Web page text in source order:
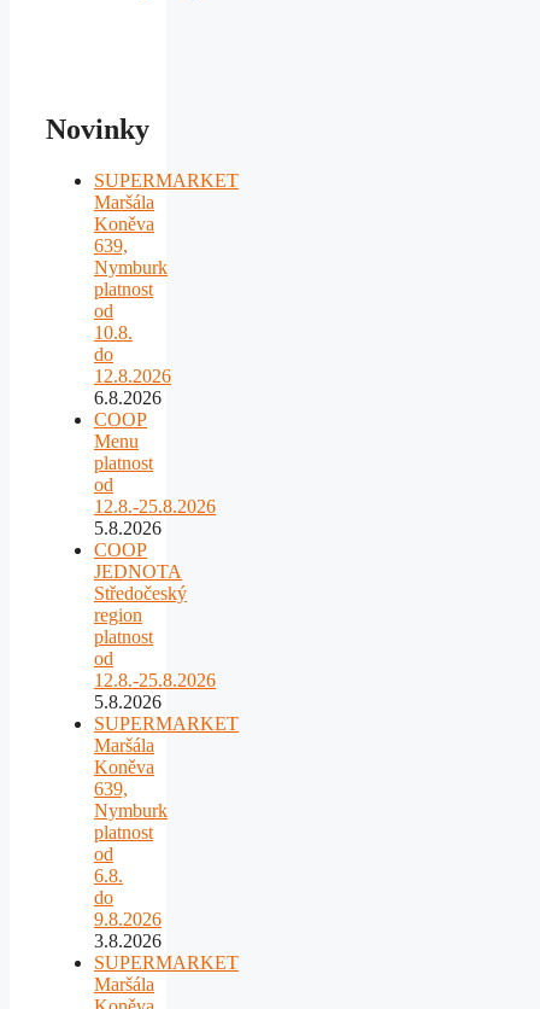
Novinky
SUPERMARKET
Maršála
Koněva
639,
Nymburk
platnost
od
10.8.
do
12.8.2026
6.8.2026
COOP
Menu
platnost
od
12.8.-25.8.2026
5.8.2026
COOP
JEDNOTA
Středočeský
region
platnost
od
12.8.-25.8.2026
5.8.2026
SUPERMARKET
Maršála
Koněva
639,
Nymburk
platnost
od
6.8.
do
9.8.2026
3.8.2026
SUPERMARKET
Maršála